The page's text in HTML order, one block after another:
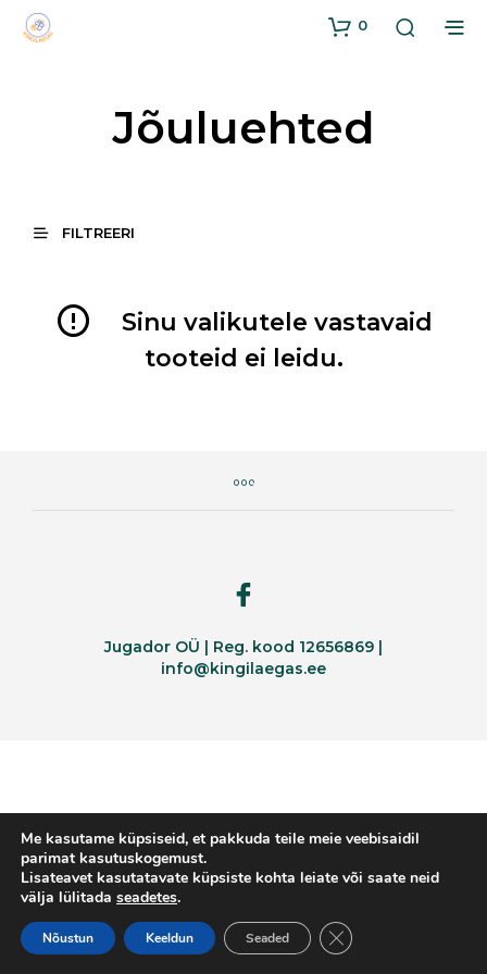
0
Jõuluehted
FILTREERI
Sinu valikutele vastavaid
tooteid ei leidu.
Jugador OÜ | Reg. kood 12656869 |
info@kingilaegas.ee
Me kasutame küpsiseid, et pakkuda teile meie veebisaidil
parimat kasutuskogemust.
Lisateavet kasutatavate küpsiste kohta leiate või saate neid
välja lülitada seadetes.
Nõustun Keeldun Seaded CLOSE GDPR